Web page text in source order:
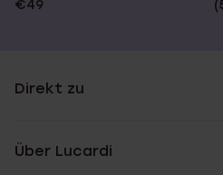
€49
Direkt zu
Über Lucardi